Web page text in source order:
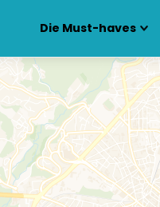
Die Must-haves